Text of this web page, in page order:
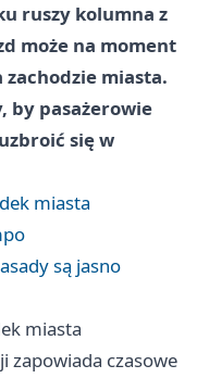
ruszy kolumna z
może na moment
miasta.
by pasażerowie
się w
miasta
są jasno
miasta
zapowiada czasowe